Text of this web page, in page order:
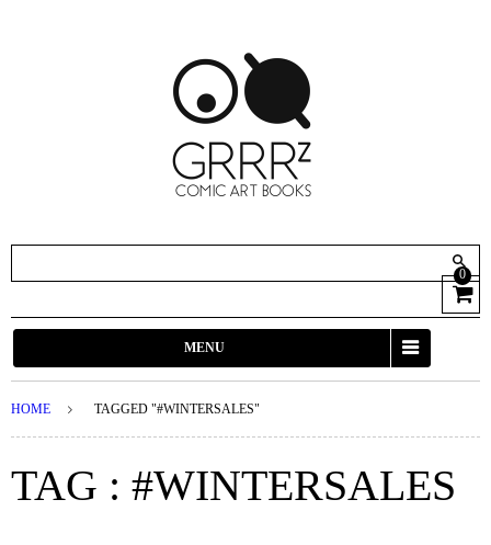
View
Cart
0
MENU
HOME TAGGED "#WINTERSALES"
TAG : #WINTERSALES